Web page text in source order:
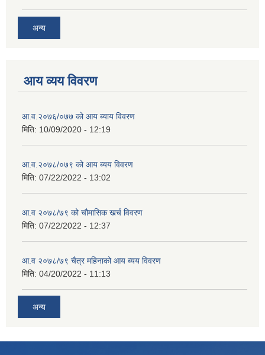
अन्य
आय व्यय विवरण
आ.व.२०७६/०७७ को आय ब्याय विवरण
मिति: 10/09/2020 - 12:19
आ.व.२०७८/०७९ को आय ब्यय विवरण
मिति: 07/22/2022 - 13:02
आ.व २०७८/७९ को चौमासिक खर्च विवरण
मिति: 07/22/2022 - 12:37
आ.व २०७८/७९ चैत्र महिनाको आय ब्यय विवरण
मिति: 04/20/2022 - 11:13
अन्य